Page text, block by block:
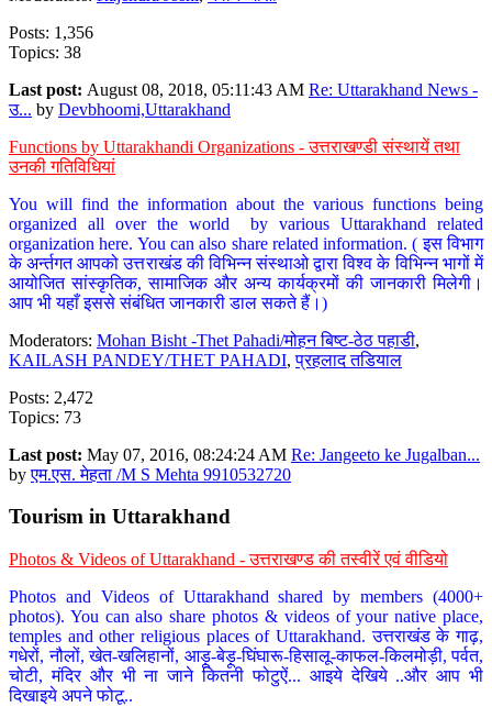
Posts: 1,356
Topics: 38
Last post: August 08, 2018, 05:11:43 AM Re: Uttarakhand News -
उ... by Devbhoomi,Uttarakhand
Functions by Uttarakhandi Organizations - उत्तराखण्डी संस्थायें तथा
उनकी गतिविधियां
You will find the information about the various functions being
organized all over the world by various Uttarakhand related
organization here. You can also share related information. ( इस विभाग
के अर्न्तगत आपको उत्तराखंड की विभिन्न संस्थाओ द्वारा विश्व के विभिन्न भागों में
आयोजित सांस्कृतिक, सामाजिक और अन्य कार्यक्रमों की जानकारी मिलेगी।
आप भी यहाँ इससे संबंधित जानकारी डाल सकते हैं।)
Moderators: Mohan Bisht -Thet Pahadi/मोहन बिष्ट-ठेठ पहाडी,
KAILASH PANDEY/THET PAHADI,प्रहलाद तडियाल
Posts: 2,472
Topics: 73
Last post: May 07, 2016, 08:24:24 AM Re: Jangeeto ke Jugalban...
byएम.एस. मेहता /M S Mehta 9910532720
Tourism in Uttarakhand
Photos & Videos of Uttarakhand - उत्तराखण्ड की तस्वीरें एवं वीडियो
Photos and Videos of Uttarakhand shared by members (4000+
photos). You can also share photos & videos of your native place,
temples and other religious places of Uttarakhand. उत्तराखंड के गाढ़,
गधेरों, नौलों, खेत-खलिहानों, आड़ू-बेड़ू-घिंघारू-हिसालू-काफल-किलमोड़ी, पर्वत,
चोटी, मंदिर और भी ना जाने कितनी फोटुऐं... आइये देखिये ..और आप भी
दिखाइये अपने फोटू..